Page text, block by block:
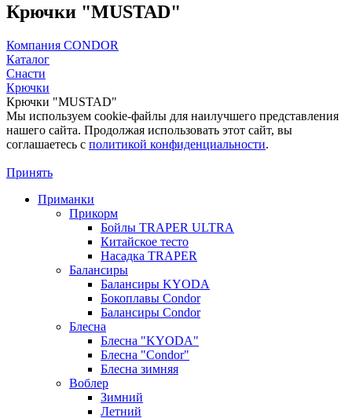
Крючки "MUSTAD"
Компания CONDOR
Каталог
Снасти
Крючки
Крючки "MUSTAD"
Мы используем cookie-файлы для наилучшего представления
нашего сайта. Продолжая использовать этот сайт, вы
соглашаетесь c политикой конфиденциальности.
Принять
Приманки
Прикорм
Бойлы TRAPER ULTRA
Китайское тесто
Насадка TRAPER
Балансиры
Балансиры KYODA
Бокоплавы Condor
Балансиры Condor
Блесна
Блесна "KYODA"
Блесна "Condor"
Блесна зимняя
Воблер
Зимний
Летний